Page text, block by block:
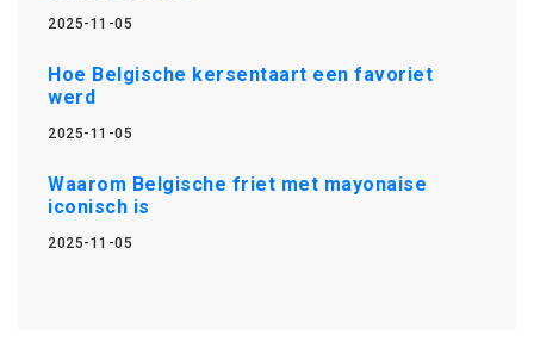
2025-11-05
Hoe Belgische kersentaart een favoriet
werd
2025-11-05
Waarom Belgische friet met mayonaise
iconisch is
2025-11-05